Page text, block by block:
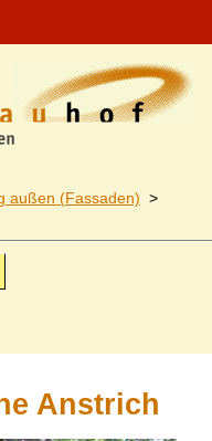
außen (Fassaden) >
Anstrich